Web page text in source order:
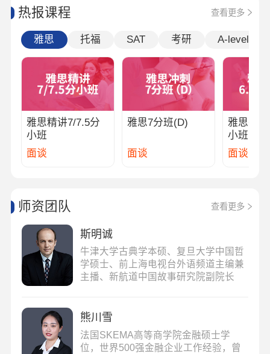
热报课程 查看更多
雅思 托福 SAT 考研 A-level
雅思精讲7/7.5分
小班
面谈
雅思7分班(D)
面谈
雅思强
小班
面谈
师资团队 查看更多
斯明诚
牛津大学古典学本硕、复旦大学中国哲
学硕士、前上海电视台外语频道主编兼
主播、新航道中国故事研究院副院长
熊川雪
法国SKEMA高等商学院金融硕士学
位，世界500强金融企业工作经验，曾